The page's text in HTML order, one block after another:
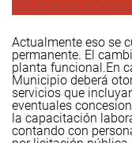
Actualmente eso se
permanente. El
planta funcional.En
Municipio deberá
servicios que
eventuales
la capacitación
contando con